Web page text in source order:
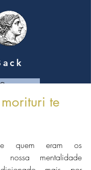
te
stars.
quem eram os
nossa mentalidade